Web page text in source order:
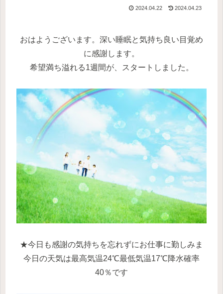
2024.04.22 2024.04.23
おはようございます。深い睡眠と気持ち良い目覚め
に感謝します。
希望満ち溢れる1週間が、スタートしました。
★今日も感謝の気持ちを忘れずにお仕事に勤しみま
今日の天気は最高気温24℃最低気温17℃降水確率
40％です